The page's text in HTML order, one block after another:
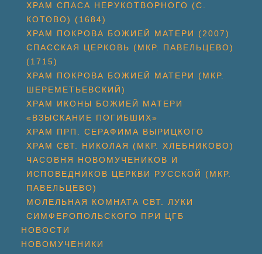
ХРАМ СПАСА НЕРУКОТВОРНОГО (С.
КОТОВО) (1684)
ХРАМ ПОКРОВА БОЖИЕЙ МАТЕРИ (2007)
СПАССКАЯ ЦЕРКОВЬ (МКР. ПАВЕЛЬЦЕВО)
(1715)
ХРАМ ПОКРОВА БОЖИЕЙ МАТЕРИ (МКР.
ШЕРЕМЕТЬЕВСКИЙ)
ХРАМ ИКОНЫ БОЖИЕЙ МАТЕРИ
«ВЗЫСКАНИЕ ПОГИБШИХ»
ХРАМ ПРП. СЕРАФИМА ВЫРИЦКОГО
ХРАМ СВТ. НИКОЛАЯ (МКР. ХЛЕБНИКОВО)
ЧАСОВНЯ НОВОМУЧЕНИКОВ И
ИСПОВЕДНИКОВ ЦЕРКВИ РУССКОЙ (МКР.
ПАВЕЛЬЦЕВО)
МОЛЕЛЬНАЯ КОМНАТА СВТ. ЛУКИ
СИМФЕРОПОЛЬСКОГО ПРИ ЦГБ
НОВОСТИ
НОВОМУЧЕНИКИ